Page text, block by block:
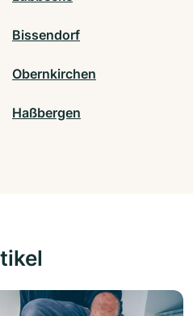
Bissendorf
Obernkirchen
Haßbergen